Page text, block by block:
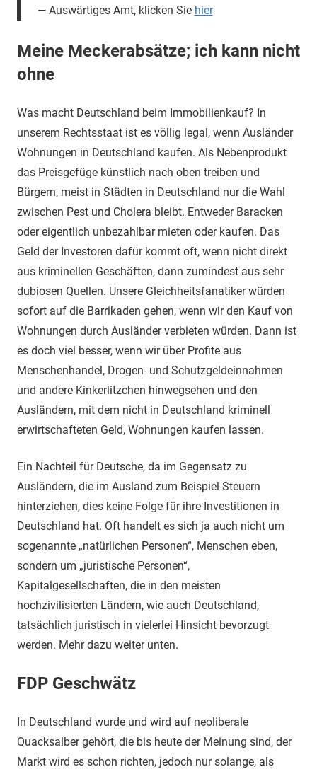
Auswärtiges Amt, klicken Sie hier
Meine Meckerabsätze; ich kann nicht
ohne
Was macht Deutschland beim Immobilienkauf? In
unserem Rechtsstaat ist es völlig legal, wenn Ausländer
Wohnungen in Deutschland kaufen. Als Nebenprodukt
das Preisgefüge künstlich nach oben treiben und
Bürgern, meist in Städten in Deutschland nur die Wahl
zwischen Pest und Cholera bleibt. Entweder Baracken
oder eigentlich unbezahlbar mieten oder kaufen. Das
Geld der Investoren dafür kommt oft, wenn nicht direkt
aus kriminellen Geschäften, dann zumindest aus sehr
dubiosen Quellen. Unsere Gleichheitsfanatiker würden
sofort auf die Barrikaden gehen, wenn wir den Kauf von
Wohnungen durch Ausländer verbieten würden. Dann ist
es doch viel besser, wenn wir über Profite aus
Menschenhandel, Drogen- und Schutzgeldeinnahmen
und andere Kinkerlitzchen hinwegsehen und den
Ausländern, mit dem nicht in Deutschland kriminell
erwirtschafteten Geld, Wohnungen kaufen lassen.
Ein Nachteil für Deutsche, da im Gegensatz zu
Ausländern, die im Ausland zum Beispiel Steuern
hinterziehen, dies keine Folge für ihre Investitionen in
Deutschland hat. Oft handelt es sich ja auch nicht um
sogenannte „natürlichen Personen“, Menschen eben,
sondern um „juristische Personen“,
Kapitalgesellschaften, die in den meisten
hochzivilisierten Ländern, wie auch Deutschland,
tatsächlich juristisch in vielerlei Hinsicht bevorzugt
werden. Mehr dazu weiter unten.
FDP Geschwätz
In Deutschland wurde und wird auf neoliberale
Quacksalber gehört, die bis heute der Meinung sind, der
Markt wird es schon richten, jedoch nur solange, als